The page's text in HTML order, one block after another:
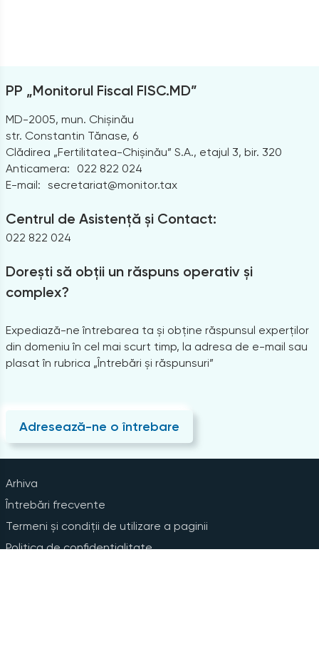
PP „Monitorul Fiscal FISC.MD”
MD-2005, mun. Chișinău
str. Constantin Tănase, 6
Clădirea „Fertilitatea-Chișinău” S.A., etajul 3, bir. 320
Anticamera:
022 822 024
E-mail: secretariat@monitor.tax
Centrul de Asistență și Contact:
022 822 024
Dorești să obții un răspuns operativ și
complex?
Expediază-ne întrebarea ta și obține răspunsul experților
din domeniu în cel mai scurt timp, la adresa de e-mail sau
plasat în rubrica „Întrebări și răspunsuri”
Adresează-ne o întrebare
Arhiva
Întrebări frecvente
Termeni și condiții de utilizare a paginii
Politica de confidențialitate